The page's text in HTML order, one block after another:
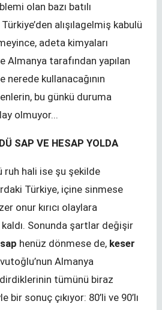
olan bazı batılı
alışılagelmiş kabulü
adeta kimyaları
Almanya tarafından yapılan
nerede kullanacağının
bu günkü duruma
olmuyor...
SAP VE HESAP YOLDA
ruh hali ise şu şekilde
Türkiye, içine sinmese
onur kırıcı olaylara
Sonunda şartlar değişir
henüz dönmese de, keser
Almanya
tümünü biraz
sonuç çıkıyor: 80’li ve 90’lı